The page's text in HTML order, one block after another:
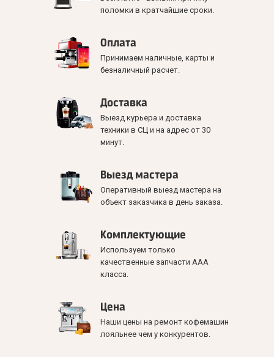
поломки в кратчайшие сроки.
Оплата
Принимаем наличные, карты и
безналичный расчет.
Доставка
Выезд курьера и доставка
техники в СЦ и на адрес от 30
минут.
Выезд мастера
Оперативный выезд мастера на
объект заказчика в день заказа.
Комплектующие
Используем только
качественные запчасти ААА
класса.
Цена
Наши цены на ремонт кофемашин
лояльнее чем у конкурентов.